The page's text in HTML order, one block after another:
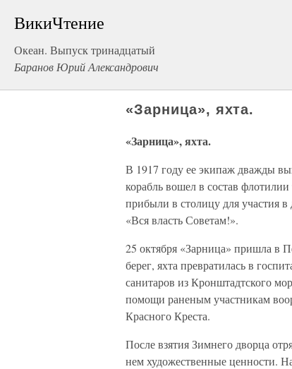
ВикиЧтение
Океан. Выпуск тринадцатый
Баранов Юрий Александрович
«Зарница», яхта.
«Зарница», яхта.
В 1917 году ее экипаж дважды
корабль вошел в состав
прибыли в столицу для участия
«Вся власть Советам!».
25 октября «Зарница» пришла в
берег, яхта превратилась в
санитаров из Кронштадтского
помощи раненым участникам
Красного Креста.
После взятия Зимнего дворца
нем художественные ценности.